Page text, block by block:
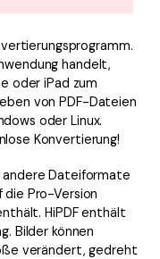
handelt,
oder iPad zum
von PDF-Dateien
oder Linux.
Konvertierung!
andere Dateiformate
Pro-Version
HiPDF enthält
Bilder können
verändert, gedreht